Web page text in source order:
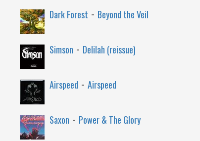
Dark Forest - Beyond the Veil
Simson - Delilah (reissue)
Airspeed - Airspeed
Saxon - Power & The Glory